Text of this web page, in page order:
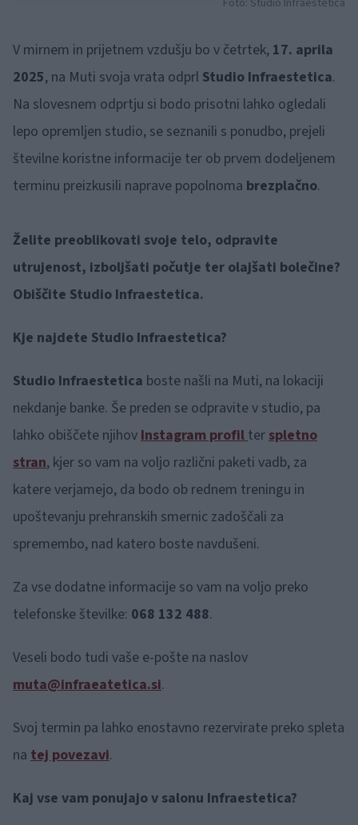
Foto: Studio Infraestetica
V mirnem in prijetnem vzdušju bo v četrtek, 17. aprila
2025, na Muti svoja vrata odprl Studio Infraestetica.
Na slovesnem odprtju si bodo prisotni lahko ogledali
lepo opremljen studio, se seznanili s ponudbo, prejeli
številne koristne informacije ter ob prvem dodeljenem
terminu preizkusili naprave popolnoma brezplačno.
Želite preoblikovati svoje telo, odpravite
utrujenost, izboljšati počutje ter olajšati bolečine?
Obiščite Studio Infraestetica.
Kje najdete Studio Infraestetica?
Studio Infraestetica boste našli na Muti, na lokaciji
nekdanje banke. Še preden se odpravite v studio, pa
lahko obiščete njihovInstagram profilterspletno
stran, kjer so vam na voljo različni paketi vadb, za
katere verjamejo, da bodo ob rednem treningu in
upoštevanju prehranskih smernic zadoščali za
spremembo, nad katero boste navdušeni.
Za vse dodatne informacije so vam na voljo preko
telefonske številke: 068 132 488.
Veseli bodo tudi vaše e-pošte na naslov
muta@infraeatetica.si.
Svoj termin pa lahko enostavno rezervirate preko spleta
na tej povezavi.
Kaj vse vam ponujajo v salonu Infraestetica?